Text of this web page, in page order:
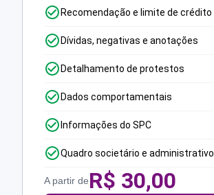
Recomendação e limite de crédito
Dívidas, negativas e anotações
Detalhamento de protestos
Dados comportamentais
Informações do SPC
Quadro societário e administrativo
A partir deR$ 30,00